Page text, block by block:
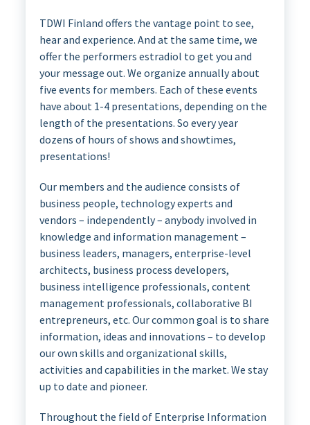
TDWI Finland offers the vantage point to see,
hear and experience. And at the same time, we
offer the performers estradiol to get you and
your message out. We organize annually about
five events for members. Each of these events
have about 1-4 presentations, depending on the
length of the presentations. So every year
dozens of hours of shows and showtimes,
presentations!
Our members and the audience consists of
business people, technology experts and
vendors – independently – anybody involved in
knowledge and information management –
business leaders, managers, enterprise-level
architects, business process developers,
business intelligence professionals, content
management professionals, collaborative BI
entrepreneurs, etc. Our common goal is to share
information, ideas and innovations – to develop
our own skills and organizational skills,
activities and capabilities in the market. We stay
up to date and pioneer.
Throughout the field of Enterprise Information